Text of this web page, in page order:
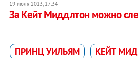
19 июля 2013, 17:34
За Кейт Миддлтон можно
ПРИНЦ УИЛЬЯМ
КЕЙТ